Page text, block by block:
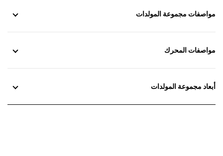
مواصفات مجموعة المولدات
مواصفات المحرك
أبعاد مجموعة المولدات